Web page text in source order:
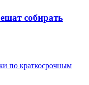
собирать